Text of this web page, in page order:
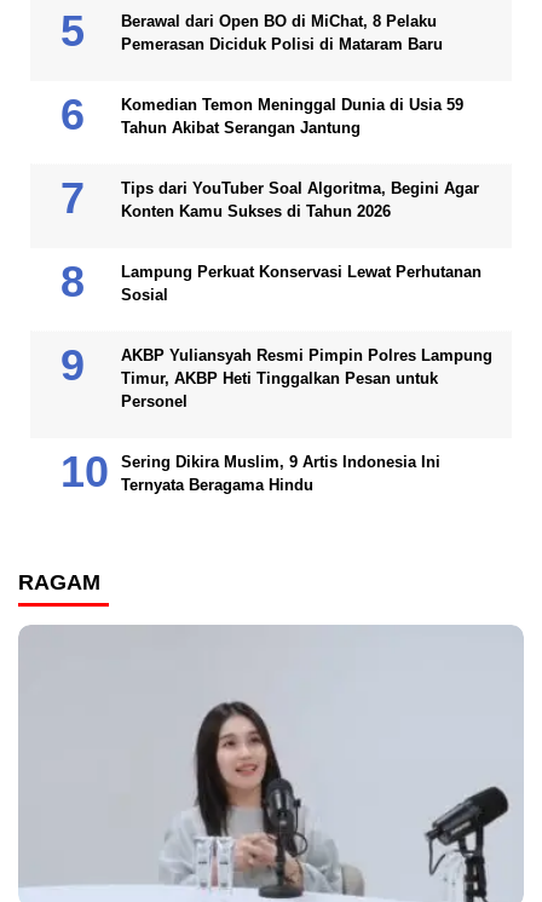
Berawal dari Open BO di MiChat, 8 Pelaku
Pemerasan Diciduk Polisi di Mataram Baru
Komedian Temon Meninggal Dunia di Usia 59
Tahun Akibat Serangan Jantung
Tips dari YouTuber Soal Algoritma, Begini Agar
Konten Kamu Sukses di Tahun 2026
Lampung Perkuat Konservasi Lewat Perhutanan
Sosial
AKBP Yuliansyah Resmi Pimpin Polres Lampung
Timur, AKBP Heti Tinggalkan Pesan untuk
Personel
Sering Dikira Muslim, 9 Artis Indonesia Ini
Ternyata Beragama Hindu
RAGAM